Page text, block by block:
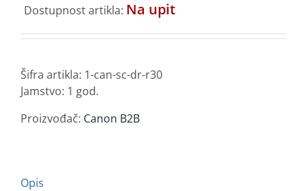
Dostupnost artikla: Na upit
Šifra artikla: 1-can-sc-dr-r30
Jamstvo: 1 god.
Proizvođač: Canon B2B
Opis